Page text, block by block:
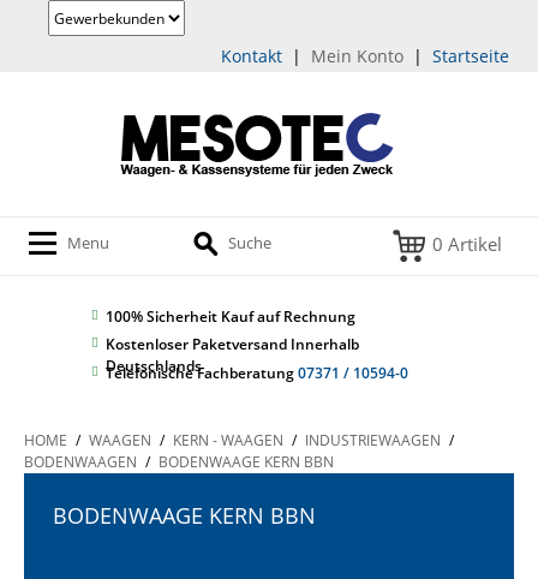
Startseite
|
Mein Konto
|
Kontakt
Menu Suche 0 Artikel
100% Sicherheit Kauf auf Rechnung
Kostenloser Paketversand Innerhalb
Deutschlands
Telefonische Fachberatung07371 / 10594-0
HOME / WAAGEN / KERN - WAAGEN / INDUSTRIEWAAGEN /
BODENWAAGEN / BODENWAAGE KERN BBN
BODENWAAGE KERN BBN